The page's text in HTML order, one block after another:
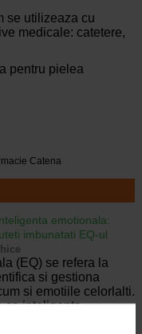
se utilizeaza cu
medicale: catetere,
pentru pielea
Catena
emotionala:
imbunatati EQ-ul
(EQ) se refera la
si gestiona
si emotiile celorlalti.
ca inteligenta